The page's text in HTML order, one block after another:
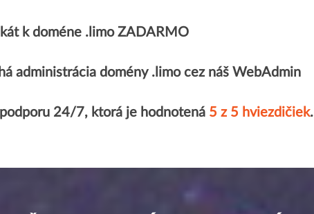
k doméne .limo ZADARMO
administrácia domény .limo cez náš WebAdmin
24/7, ktorá je hodnotená 5 z 5 hviezdičiek.